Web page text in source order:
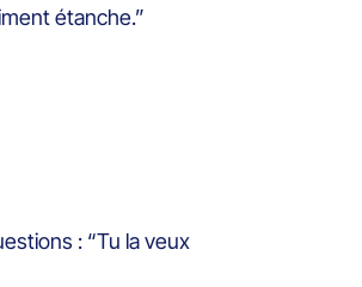
étanche.”
: “Tu la veux